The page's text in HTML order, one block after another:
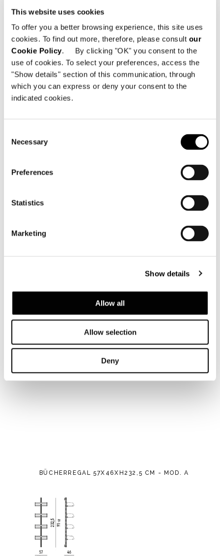
This website uses cookies
To offer you a better browsing experience, this site uses
cookies. To find out more, therefore, please consult our
Cookie Policy. By clicking "OK" you consent to the
use of cookies. To select your preferences, access the
"Show details" section of this communication, through
which you can express or deny your consent to the
indicated cookies.
Selection
Necessary
Preferences
Statistics
Marketing
Show details
Allow all
Allow selection
Deny
Technical Features
BÜCHERREGAL 57X46XH180 CM - MOD. A
BÜCHERREGAL 57X46XH232,5 CM - MOD. A